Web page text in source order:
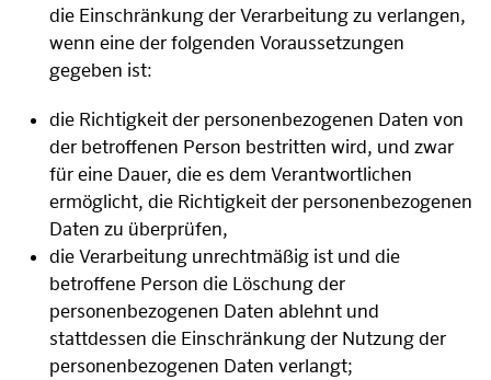
die Einschränkung der Verarbeitung zu verlangen,
wenn eine der folgenden Voraussetzungen
gegeben ist:
die Richtigkeit der personenbezogenen Daten von
der betroffenen Person bestritten wird, und zwar
für eine Dauer, die es dem Verantwortlichen
ermöglicht, die Richtigkeit der personenbezogenen
Daten zu überprüfen,
die Verarbeitung unrechtmäßig ist und die
betroffene Person die Löschung der
personenbezogenen Daten ablehnt und
stattdessen die Einschränkung der Nutzung der
personenbezogenen Daten verlangt;